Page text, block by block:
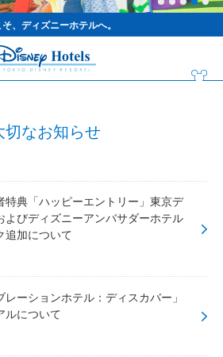
、ディズニーホテルへ。
切なお知らせ
特典「ハッピーエントリー」東京デ
よびディズニーアンバサダーホテル
追加について
レーションホテル：ディスカバー」
ルについて